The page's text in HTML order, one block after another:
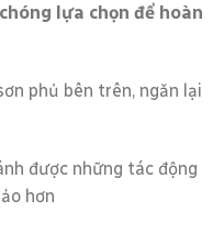
lựa chọn để hoàn
phủ bên trên, ngăn lại
được những tác động
hơn